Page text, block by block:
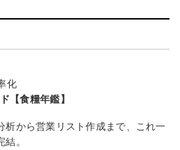
化
【食糧年鑑】
析から営業リスト作成まで、これ一
結。